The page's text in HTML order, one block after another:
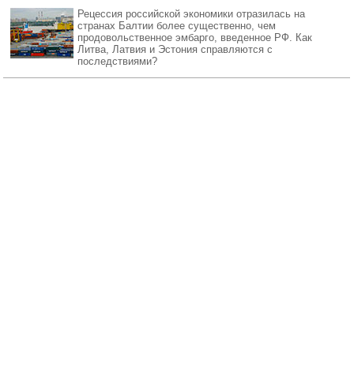
Рецессия российской экономики отразилась на
странах Балтии более существенно, чем
продовольственное эмбарго, введенное РФ. Как
Литва, Латвия и Эстония справляются с
последствиями?